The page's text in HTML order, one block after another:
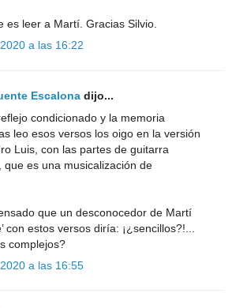
es leer a Martí. Gracias Silvio.
a las 16:22
Escalona dijo...
condicionado y la memoria
leo esos versos los oigo en la versión
Luis, con las partes de guitarra
que es una musicalización de
que un desconocedor de Martí
con estos versos diría: ¡¿sencillos?!...
complejos?
a las 16:55